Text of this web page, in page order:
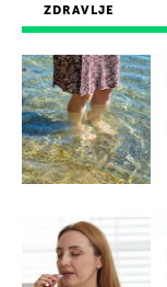
ZDRAVLJE